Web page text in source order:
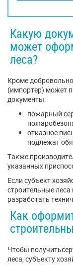
Какую
может
леса?
Кроме
(импортер) может
документы:
пожарный
отказное
подлежат
Также
указанных
Если субъект
строительные
разработать
Как
Чтобы
леса, субъекту